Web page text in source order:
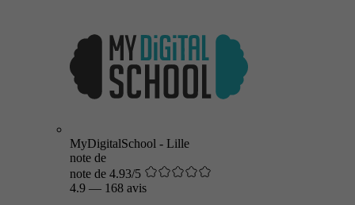
MyDigitalSchool - Lille
note de
note de 4.93/5
4.9 — 168 avis